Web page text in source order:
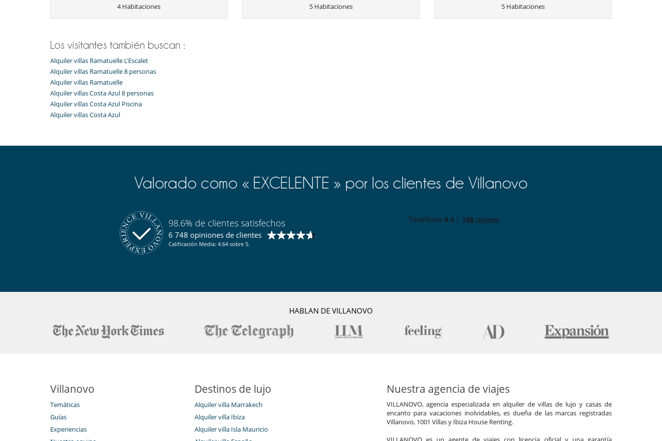
Comedor
4 Habitaciones 5 Habitaciones 5 Habitaciones
Los visitantes también buscan :
Alquiler villas Ramatuelle L'Escalet
Alquiler villas Ramatuelle 8 personas
Alquiler villas Ramatuelle
Alquiler villas Costa Azul 8 personas
Alquiler villas Costa Azul Piscina
Alquiler villas Costa Azul
Valorado como « EXCELENTE » por los clientes de Villanovo
98.6% de clientes satisfechos
6 748 opiniones de clientes
Calificación Media: 4.64 sobre 5.
HABLAN DE VILLANOVO
Villanovo
Temáticas
Guías
Experiencias
Destinos de lujo
Alquiler villa Marrakech
Alquiler villa Ibiza
Alquiler villa Isla Mauricio
Nuestra agencia de viajes
VILLANOVO, agencia especializada en alquiler de villas de lujo y casas de
encanto para vacaciones inolvidables, es dueña de las marcas registradas
Villanovo, 1001 Villas y Ibiza House Renting.